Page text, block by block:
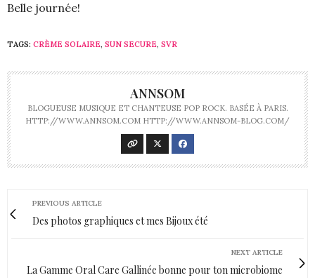
Belle journée!
TAGS: CRÈME SOLAIRE, SUN SECURE, SVR
ANNSOM
BLOGUEUSE MUSIQUE ET CHANTEUSE POP ROCK. BASÉE À PARIS.
HTTP://WWW.ANNSOM.COM HTTP://WWW.ANNSOM-BLOG.COM/
PREVIOUS ARTICLE
Des photos graphiques et mes Bijoux été
NEXT ARTICLE
La Gamme Oral Care Gallinée bonne pour ton microbiome